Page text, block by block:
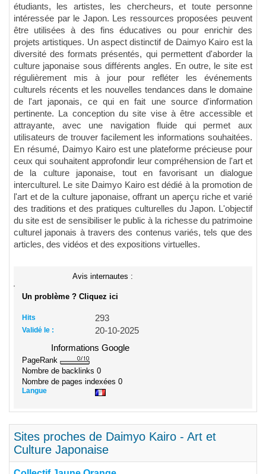
étudiants, les artistes, les chercheurs, et toute personne
intéressée par le Japon. Les ressources proposées peuvent
être utilisées à des fins éducatives ou pour enrichir des
projets artistiques. Un aspect distinctif de Daimyo Kairo est la
diversité des formats présentés, qui permettent d'aborder la
culture japonaise sous différents angles. En outre, le site est
régulièrement mis à jour pour refléter les événements
culturels récents et les nouvelles tendances dans le domaine
de l'art japonais, ce qui en fait une source d'information
pertinente. La conception du site vise à être accessible et
attrayante, avec une navigation fluide qui permet aux
utilisateurs de trouver facilement les informations souhaitées.
En résumé, Daimyo Kairo est une plateforme précieuse pour
ceux qui souhaitent approfondir leur compréhension de l'art et
de la culture japonaise, tout en favorisant un dialogue
interculturel. Le site Daimyo Kairo est dédié à la promotion de
l'art et de la culture japonaise, offrant un aperçu riche et varié
des traditions et des pratiques culturelles du Japon. L'objectif
du site est de sensibiliser le public à la richesse du patrimoine
culturel japonais à travers des contenus variés, tels que des
articles, des vidéos et des expositions virtuelles.
Avis internautes :
Un problème ? Cliquez ici
Hits 293
Validé le :
20-10-2025
Informations Google
PageRank
Nombre de backlinks 0
Nombre de pages indexées 0
Langue
Sites proches de Daimyo Kairo - Art et
Culture Japonaise